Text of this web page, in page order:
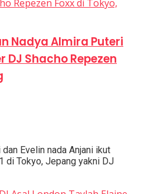
Nadya Almira Puteri
DJ Shacho Repezen
Evelin nada Anjani ikut
di Tokyo, Jepang yakni DJ